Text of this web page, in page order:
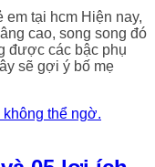
em tại hcm Hiện nay,
cao, song song đó
được các bậc phụ
sẽ gợi ý bố mẹ